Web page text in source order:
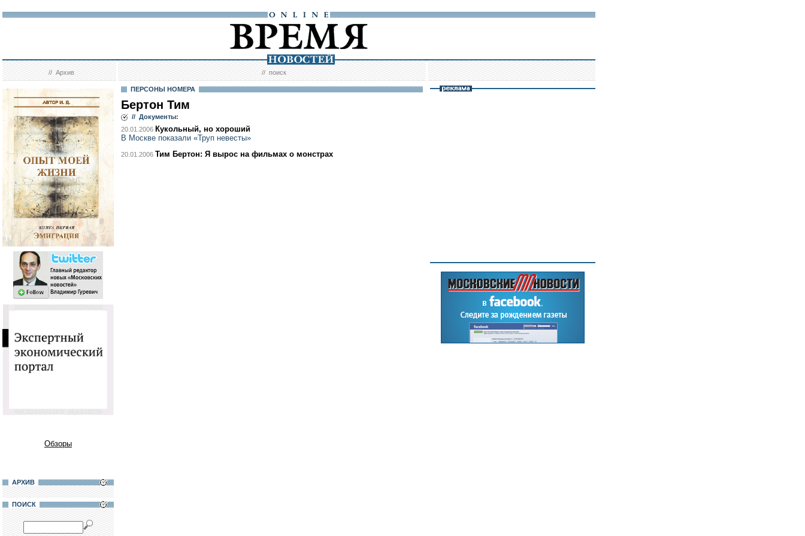
//Архив //поиск
Обзоры
АРХИВ
ПОИСК
ПЕРСОНЫ НОМЕРА
Бертон Тим
// Документы:
20.01.2006 Кукольный, но хороший
В Москве показали «Труп невесты»
20.01.2006 Тим Бертон: Я вырос на фильмах о монстрах